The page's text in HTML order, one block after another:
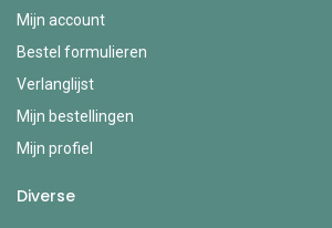
Mijn account
Bestel formulieren
Verlanglijst
Mijn bestellingen
Mijn profiel
Diverse